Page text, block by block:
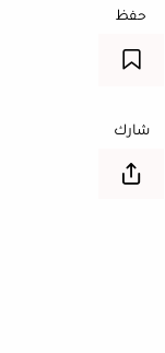
حفظ
شارك